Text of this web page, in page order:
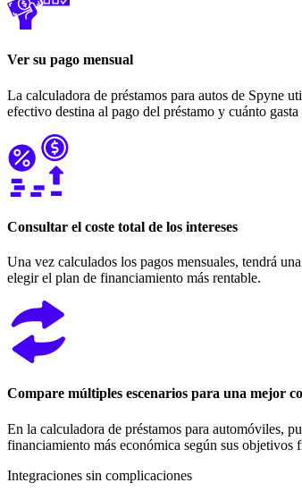
Ver su pago mensual
La calculadora de préstamos para autos de Spyne
efectivo destina al pago del préstamo y cuánto gasta
Consultar el coste total de los intereses
Una vez calculados los pagos mensuales, tendrá
elegir el plan de financiamiento más rentable.
Compare múltiples escenarios para una mejor
En la calculadora de préstamos para automóviles,
financiamiento más económica según sus objetivos
Integraciones sin complicaciones